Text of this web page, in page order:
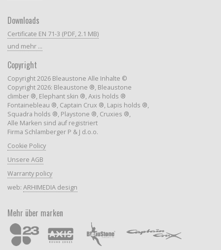
Downloads
Certificate EN 71-3 (PDF, 2.1 MB)
und mehr ...
Copyright
Copyright 2026 Bleaustone Alle Inhalte ©
Copyright 2026: Bleaustone ®, Bleaustone
climber ®, Elephant skin ®, Axis holds ®
Fontainebleau ®, Captain Crux ®, Lapis holds ®,
Squadra holds ®, Playstone ®, Cruxies ®,
Alle Marken sind auf registriert
Firma Schlamberger P & J d.o.o.
Cookie Policy
Unsere AGB
Warranty policy
web: ARHIMEDIA design
Mehr über marken